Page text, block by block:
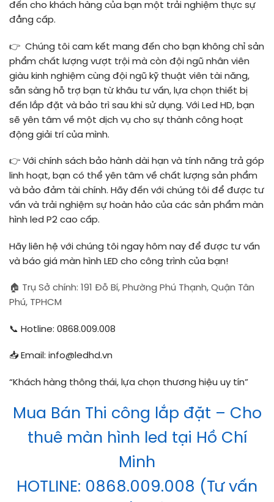
đến cho khách hàng của bạn một trải nghiệm thực sự
đẳng cấp.
👉 Chúng tôi cam kết mang đến cho bạn không chỉ sản
phẩm chất lượng vượt trội mà còn đội ngũ nhân viên
giàu kinh nghiệm cùng đội ngũ kỹ thuật viên tài năng,
sẵn sàng hỗ trợ bạn từ khâu tư vấn, lựa chọn thiết bị
đến lắp đặt và bảo trì sau khi sử dụng. Với Led HD, bạn
sẽ yên tâm về một dịch vụ cho sự thành công hoạt
động giải trí của mình.
👉 Với chính sách bảo hành dài hạn và tính năng trả góp
linh hoạt, bạn có thể yên tâm về chất lượng sản phẩm
và bảo đảm tài chính. Hãy đến với chúng tôi để được tư
vấn và trải nghiệm sự hoàn hảo của các sản phẩm màn
hình led P2 cao cấp.
Hãy liên hệ với chúng tôi ngay hôm nay để được tư vấn
và báo giá màn hình LED cho công trình của bạn!
🏠 Trụ Sở chính: 191 Đỗ Bí, Phường Phú Thạnh, Quận Tân
Phú, TPHCM
📞 Hotline: 0868.009.008
📥 Email: info@ledhd.vn
“Khách hàng thông thái, lựa chọn thương hiệu uy tín”
Mua Bán Thi công lắp đặt – Cho
thuê màn hình led tại Hồ Chí
Minh
HOTLINE: 0868.009.008 (Tư vấn